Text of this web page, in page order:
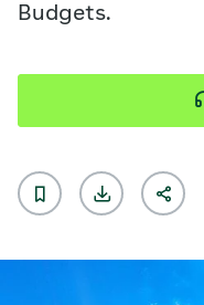
Budgets.